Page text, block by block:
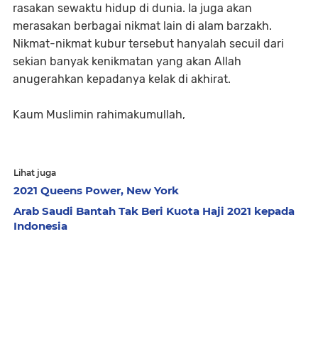
rasakan sewaktu hidup di dunia. Ia juga akan
merasakan berbagai nikmat lain di alam barzakh.
Nikmat-nikmat kubur tersebut hanyalah secuil dari
sekian banyak kenikmatan yang akan Allah
anugerahkan kepadanya kelak di akhirat.
Kaum Muslimin rahimakumullah,
Lihat juga
2021 Queens Power, New York
Arab Saudi Bantah Tak Beri Kuota Haji 2021 kepada
Indonesia